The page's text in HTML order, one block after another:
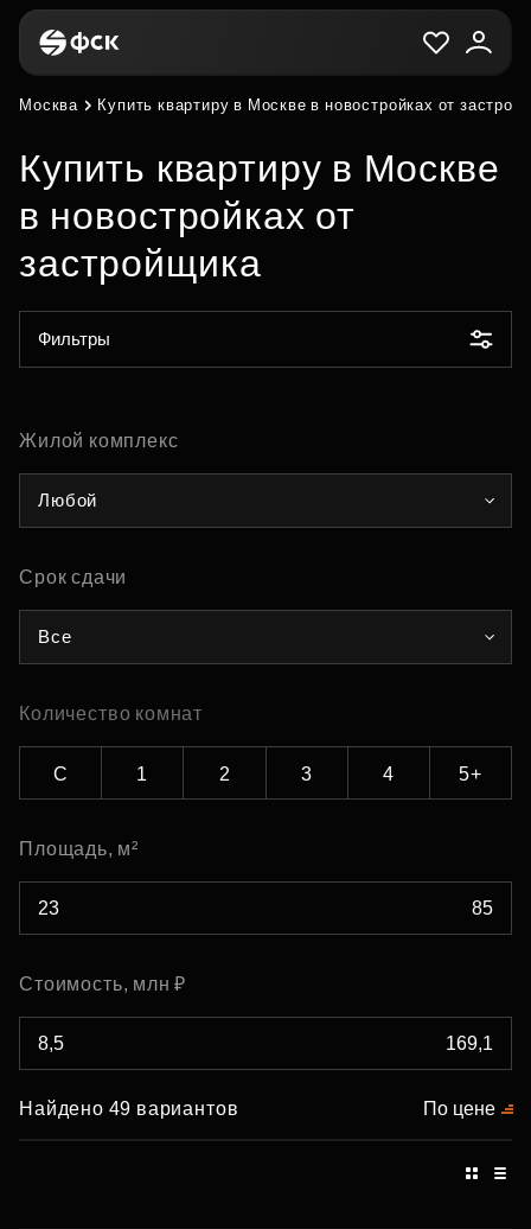
Москва Купить квартиру в Москве в новостройках от
Купить квартиру в Москве
в новостройках от
застройщика
Фильтры
Жилой комплекс
Любой
Срок сдачи
Все
Количество комнат
С 1 2 3 4 5+
Площадь, м²
Стоимость, млн ₽
Найдено 49 вариантов По цене